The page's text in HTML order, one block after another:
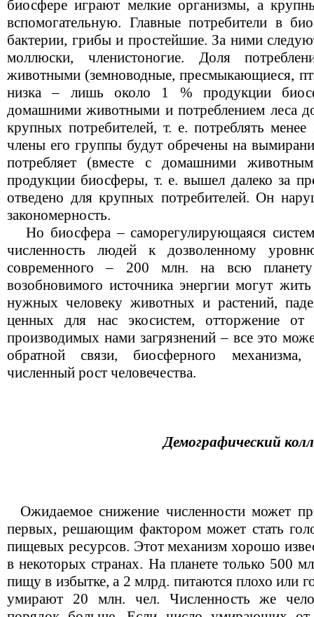
биосфере играют мелкие организмы, а
вспомогательную. Главные потребители в
бактерии, грибы и простейшие. За ними
моллюски, членистоногие. Доля
животными (земноводные, пресмыкающиеся,
низка – лишь около 1 % продукции
домашними животными и потреблением леса
крупных потребителей, т. е. потреблять
члены его группы будут обречены на
потребляет (вместе с домашними
продукции биосферы, т. е. вышел далеко за
отведено для крупных потребителей. Он
закономерность.
Но биосфера – саморегулирующаяся
численность людей к дозволенному
современного – 200 млн. на всю
возобновимого источника энергии могут
нужных человеку животных и растений,
ценных для нас экосистем, отторжение от
производимых нами загрязнений – все это
обратной связи, биосферного механизма,
численный рост человечества.
Демографический
Ожидаемое снижение численности может
первых, решающим фактором может стать
пищевых ресурсов. Этот механизм хорошо
в некоторых странах. На планете только 500
пищу в избытке, а 2 млрд. питаются плохо или
умирают 20 млн. чел. Численность же